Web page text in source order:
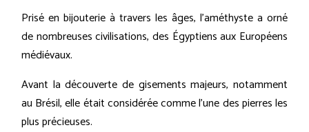
Prisé en bijouterie à travers les âges, l'améthyste a orné
de nombreuses civilisations, des Égyptiens aux Européens
médiévaux.
Avant la découverte de gisements majeurs, notamment
au Brésil, elle était considérée comme l'une des pierres les
plus précieuses.